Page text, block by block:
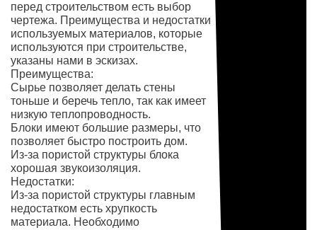
перед строительством есть выбор
чертежа. Преимущества и недостатки
используемых материалов, которые
используются при строительстве,
указаны нами в эскизах.
Преимущества:
Сырье позволяет делать стены
тоньше и беречь тепло, так как имеет
низкую теплопроводность.
Блоки имеют большие размеры, что
позволяет быстро построить дом.
Из-за пористой структуры блока
хорошая звукоизоляция.
Недостатки:
Из-за пористой структуры главным
недостатком есть хрупкость
материала. Необходимо